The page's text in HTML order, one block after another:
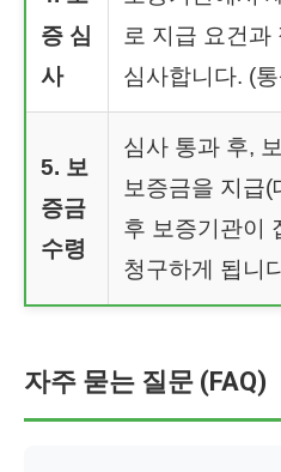
증 심
사
로 지급 요건과
심사합니다. (
5. 보
증금
수령
심사 통과 후,
보증금을 지급(
후 보증기관이
청구하게 됩니
자주 묻는 질문 (FAQ)